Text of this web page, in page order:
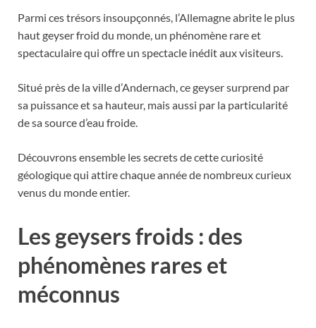
Parmi ces trésors insoupçonnés, l’Allemagne abrite le plus
haut geyser froid du monde, un phénomène rare et
spectaculaire qui offre un spectacle inédit aux visiteurs.
Situé près de la ville d’Andernach, ce geyser surprend par
sa puissance et sa hauteur, mais aussi par la particularité
de sa source d’eau froide.
Découvrons ensemble les secrets de cette curiosité
géologique qui attire chaque année de nombreux curieux
venus du monde entier.
Les geysers froids : des
phénomènes rares et
méconnus